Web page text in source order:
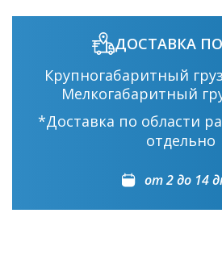
ДОСТАВКА
Крупногабаритный
Мелкогабаритный
*Доставка по области
отдельно
от 2 до 14